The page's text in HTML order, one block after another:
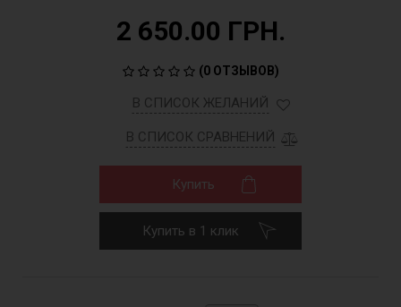
2 650.00 ГРН.
(0 ОТЗЫВОВ)
В СПИСОК ЖЕЛАНИЙ
В СПИСОК СРАВНЕНИЙ
Купить
Купить в 1 клик